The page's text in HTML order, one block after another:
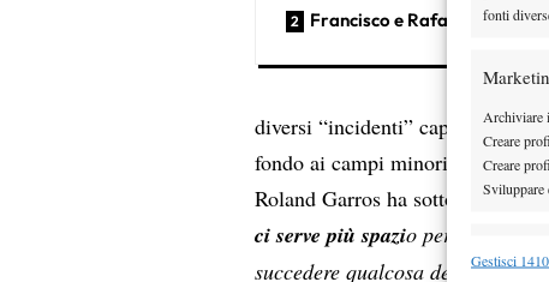
fonti
Archiviare
Creare
Creare
Sviluppare
Gestisci
Francisco e Rafa
diversi “incidenti” capitati ai
fondo ai campi minori del
Roland Garros ha sottolineato
ci serve più spazio perché la
succedere qualcosa deve